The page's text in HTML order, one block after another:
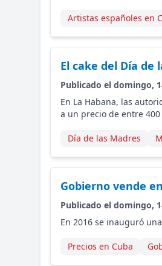
Artistas españoles en
El cake del Día de
Publicado el domingo,
En La Habana, las
a un precio de entre 400
Día de las Madres
Gobierno vende
Publicado el domingo,
En 2016 se inauguró
Precios en Cuba